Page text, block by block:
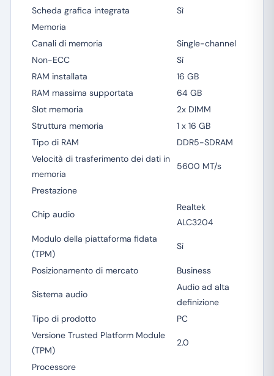
Scheda grafica integrata
Sì
Memoria
Canali di memoria
Single-channel
Non-ECC
Sì
RAM installata
16 GB
RAM massima supportata
64 GB
Slot memoria
2x DIMM
Struttura memoria
1 x 16 GB
Tipo di RAM
DDR5-SDRAM
Velocità di trasferimento dei dati in
memoria
5600 MT/s
Prestazione
Chip audio
Realtek
ALC3204
Modulo della piattaforma fidata
(TPM)
Sì
Posizionamento di mercato Business
Sistema audio
Audio ad alta
definizione
Tipo di prodotto
PC
Versione Trusted Platform Module
(TPM)
2.0
Processore